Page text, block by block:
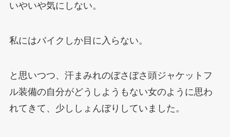
いやいや気にしない。
私にはバイクしか目に入らない。
と思いつつ、汗まみれのぼさぼさ頭ジャケットフ
ル装備の自分がどうしようもない女のように思わ
れてきて、少ししょんぼりしていました。